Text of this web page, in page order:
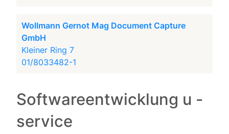
Wollmann Gernot Mag Document Capture
GmbH
Kleiner Ring 7
01/8033482-1
Softwareentwicklung u -
service